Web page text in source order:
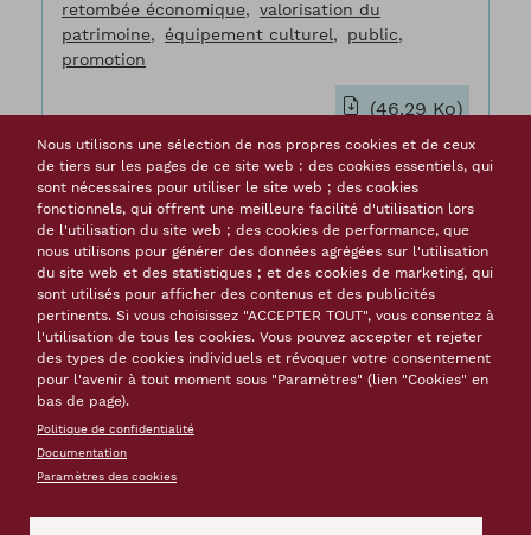
retombée économique
valorisation du
patrimoine
équipement culturel
public
promotion
(46.29 Ko)
Workshop Communication, marketing &
branding, Citadel of Spandau, At Fort
Type de document
Ateliers d'expertise At Fort
Auteur(s)
Citadel of Spandau
Langue(s)
anglais
Date
Août 2013
Nombre de pages
Mots-clés
patrimoine fortifié
équipement culturel
Nous utilisons une sélection de nos propres cookies et de ceux
de tiers sur les pages de ce site web : des cookies essentiels, qui
sont nécessaires pour utiliser le site web ; des cookies
fonctionnels, qui offrent une meilleure facilité d'utilisation lors
de l'utilisation du site web ; des cookies de performance, que
nous utilisons pour générer des données agrégées sur l'utilisation
du site web et des statistiques ; et des cookies de marketing, qui
sont utilisés pour afficher des contenus et des publicités
pertinents. Si vous choisissez "ACCEPTER TOUT", vous consentez à
l'utilisation de tous les cookies. Vous pouvez accepter et rejeter
des types de cookies individuels et révoquer votre consentement
pour l'avenir à tout moment sous "Paramètres" (lien "Cookies" en
bas de page).
Politique de confidentialité
Documentation
Paramètres des cookies